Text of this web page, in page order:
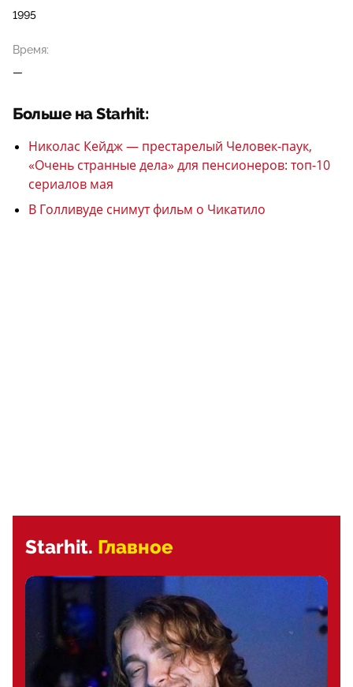
1995
Время:
—
Больше на Starhit:
Николас Кейдж — престарелый Человек-паук,
«Очень странные дела» для пенсионеров: топ-10
сериалов мая
В Голливуде снимут фильм о Чикатило
Starhit. Главное